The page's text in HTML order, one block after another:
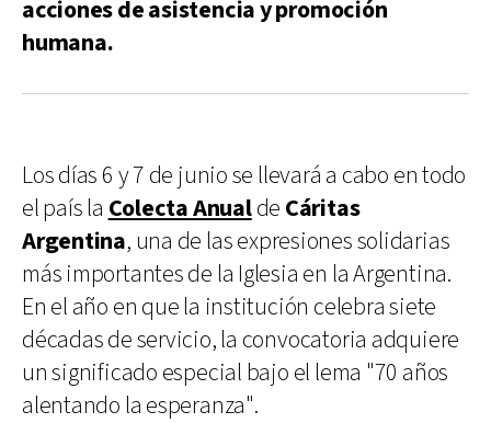
acciones de asistencia y promoción
humana.
Los días 6 y 7 de junio se llevará a cabo en todo
el país la Colecta Anualde Cáritas
Argentina, una de las expresiones solidarias
más importantes de la Iglesia en la Argentina.
En el año en que la institución celebra siete
décadas de servicio, la convocatoria adquiere
un significado especial bajo el lema "70 años
alentando la esperanza".